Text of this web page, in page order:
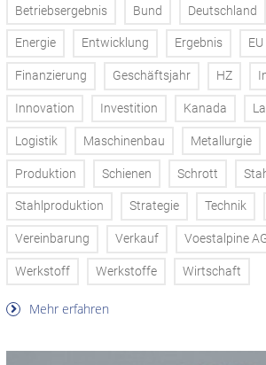
Betriebsergebnis Bund Deutschland
Energie Entwicklung Ergebnis EU
Finanzierung Geschäftsjahr HZ
Innovation Investition Kanada
Logistik Maschinenbau Metallurgie
Produktion Schienen Schrott
Stahlproduktion Strategie Technik
Vereinbarung Verkauf Voestalpine
Werkstoff Werkstoffe Wirtschaft
Mehr erfahren